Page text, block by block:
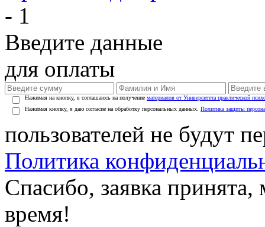
- 1
Введите данные
для оплаты
Нажимая на кнопку, я соглашаюсь на получение материалов от Университета практической
Нажимая кнопку, я даю согласие на обработку персональных данных. Политика защиты
пользователей не будут
Политика
Спасибо, заявка
время!